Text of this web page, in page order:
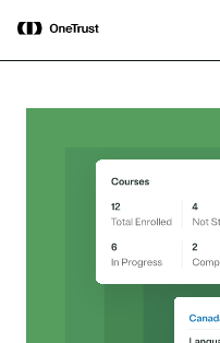
OneTrust nomeada “Visionária”
Magic Quadrant™ 2026 da
para plataformas de